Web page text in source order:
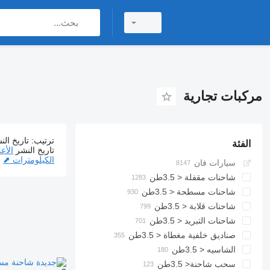
مركبات تجارية
الفئة
سيارات فان
شاحنات مقفلة < 3.5طن
شاحنات مسطحة < 3.5طن
شاحنات قلابة < 3.5طن
شاحنات التبريد < 3.5طن
صناديق خلفية مغطاة < 3.5طن
الشاسيه < 3.5طن
سحب شاحنة< 3.5طن
4624 إعلانات:
ترتيب: تاريخ
تاريخ النشر
الكيلومترات ⬈